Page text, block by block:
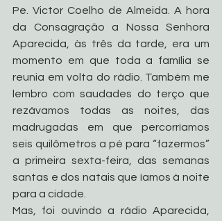
Pe. Victor Coelho de Almeida. A hora
da Consagração a Nossa Senhora
Aparecida, às três da tarde, era um
momento em que toda a família se
reunia em volta do rádio. Também me
lembro com saudades do terço que
rezávamos todas as noites, das
madrugadas em que percorríamos
seis quilômetros a pé para “fazermos”
a primeira sexta-feira, das semanas
santas e dos natais que íamos à noite
para a cidade.
Mas, foi ouvindo a rádio Aparecida,